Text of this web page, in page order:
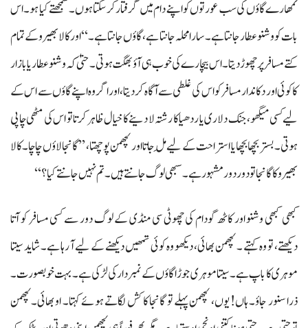
تمھارے گاؤں کی سب عورتوں کو اپنے دام میں گرفتار کرسکتا ہوں۔ سمجھتے کیا ہو۔ اس
بات کو وشنو عطار جانتا ہے۔ سارا محلہ جانتا ہے، گاؤں جانتا ہے۔‘‘ اور کالا بھیرو کے تمام
کتے مسافر پر چھوڑ دیتا۔ اس بیچارے کی خوب ہی آؤ بھگت ہوتی۔ حتیٰ کہ وشنو عطار یا بازار
کا کوئی اور دکاندار مسافر کو اس کی غلطی سے آگاہ کر دیتا، اور اگر وہ اپنے گاؤں سے اس کے
لیے کسی میگھو، جنک دلاری یا ردھیا کا رشتہ لا دینے کا خیال ظاہر کرتا تو اس کی مٹھی چاپی
ہوتی۔ بستر بچھا بچھایا استراحت کے لیے مِل جاتا اور لچھمن پوچھتا، ’’گانجا لاؤں چاچا۔کالا
بھیرو کا گانجا تو دور دور مشہور ہے۔ سبھی لوگ جانتے ہیں۔ تم نہیں جانتے کیا؟‘‘
کبھی کبھی وشنو اور کاٹھ گودام کی چھوٹی سی منڈی کے لوگ دور سے کسی مسافر کو آتا
دیکھتے، تو وہ کہتے ۔ لچھمن بھائی، دیکھو وہ کوئی تمھیں دیکھنے کے لیے آ رہا ہے۔ شاید سیتا
موہری کا باپ ہے۔ سیتا موہری جوڑا گاؤں کے نمبردار کی لڑکی ہے۔ بہت خوبصورت۔
ذرا سنور جاؤ۔ ہاں! یوں، لچھمن پہلے تو گانجا کا کش لگاتے ہوئے کہتا۔ او بھائی۔لچھمن